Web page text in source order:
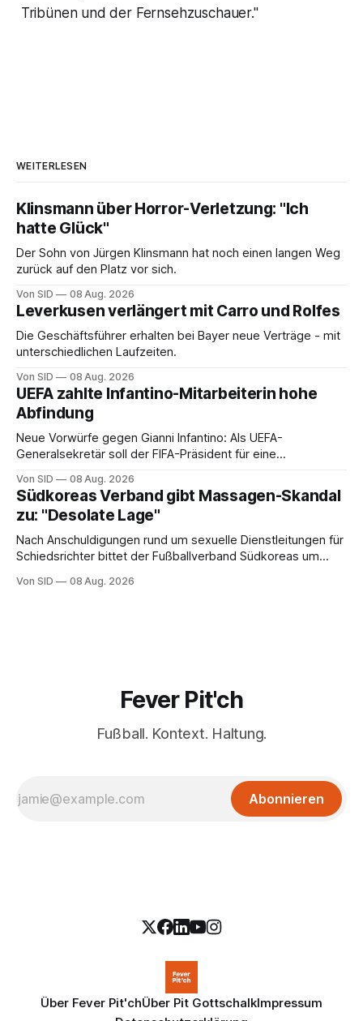
Tribünen und der Fernsehzuschauer."
WEITERLESEN
Klinsmann über Horror-Verletzung: "Ich
hatte Glück"
Der Sohn von Jürgen Klinsmann hat noch einen langen Weg
zurück auf den Platz vor sich.
Von SID 08 Aug. 2026
Leverkusen verlängert mit Carro und Rolfes
Die Geschäftsführer erhalten bei Bayer neue Verträge - mit
unterschiedlichen Laufzeiten.
Von SID 08 Aug. 2026
UEFA zahlte Infantino-Mitarbeiterin hohe
Abfindung
Neue Vorwürfe gegen Gianni Infantino: Als UEFA-
Generalsekretär soll der FIFA-Präsident für eine
Von SID 08 Aug. 2026
Südkoreas Verband gibt Massagen-Skandal
zu: "Desolate Lage"
Nach Anschuldigungen rund um sexuelle Dienstleitungen für
Schiedsrichter bittet der Fußballverband Südkoreas um
Von SID 08 Aug. 2026
Fever Pit'ch
Fußball. Kontext. Haltung.
Abonnieren
Über Fever Pit'chÜber Pit GottschalkImpressum